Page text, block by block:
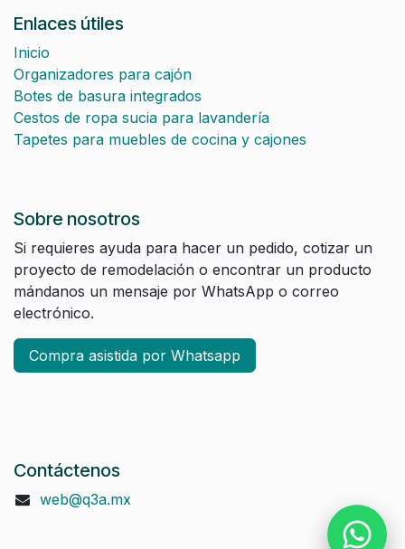
Enlaces útiles
Inicio
Organizadores para cajón
Botes de basura integrados
Cestos de ropa sucia para lavandería
Tapetes para muebles de cocina y cajones
Sobre nosotros
Si requieres ayuda para hacer un pedido, cotizar un
proyecto de remodelación o encontrar un producto
mándanos un mensaje por WhatsApp o correo
electrónico.
Compra asistida por Whatsapp
Contáctenos
web@q3a.mx